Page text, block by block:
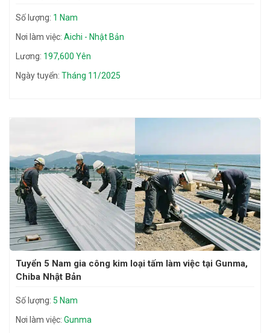
Số lượng: 1 Nam
Nơi làm việc: Aichi - Nhật Bản
Lương: 197,600 Yên
Ngày tuyển: Tháng 11/2025
Tuyển 5 Nam gia công kim loại tấm làm việc tại Gunma,
Chiba Nhật Bản
Số lượng: 5 Nam
Nơi làm việc: Gunma